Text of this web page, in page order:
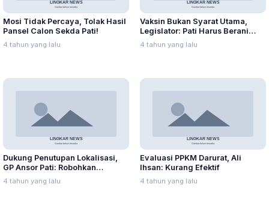
Mosi Tidak Percaya, Tolak Hasil
Pansel Calon Sekda Pati!
4 tahun yang lalu
Vaksin Bukan Syarat Utama,
Legislator: Pati Harus Berani
Mulai PTM
4 tahun yang lalu
Dukung Penutupan Lokalisasi,
GP Ansor Pati: Robohkan
Bangunan di Lorok Indah!
4 tahun yang lalu
Evaluasi PPKM Darurat, Ali
Ihsan: Kurang Efektif
4 tahun yang lalu